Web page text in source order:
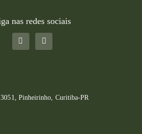
nas redes sociais
Pinheirinho, Curitiba-PR